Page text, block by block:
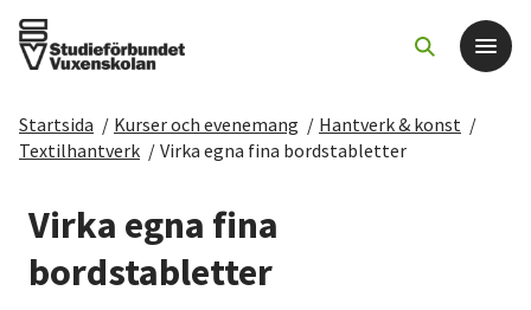
Det här gör vi
För dig som
Sök kurser och evenemang
Startsida / Kurser och evenemang / Hantverk & konst /
Textilhantverk / Virka egna fina bordstabletter
Virka egna fina
bordstabletter